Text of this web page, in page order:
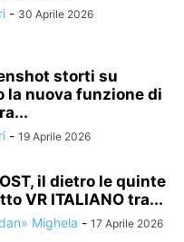
- 30 Aprile 2026
storti su
la nuova funzione di
- 19 Aprile 2026
il dietro le quinte
VR ITALIANO tra...
Mighela - 17 Aprile 2026